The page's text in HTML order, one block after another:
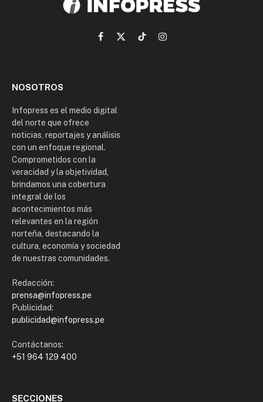
Facebook
X
TikTokInstagram
NOSOTROS
Infopress es el medio digital
del norte que ofrece
noticias, reportajes y análisis
con un enfoque regional.
Comprometidos con la
veracidad y la objetividad,
brindamos una cobertura
integral de los
acontecimientos más
relevantes en la región
norteña, destacando la
cultura, economía y sociedad
de nuestras comunidades.
Redacción:
prensa@infopress.pe
Publicidad:
publicidad@infopress.pe
Contáctanos:
+51 964 129 400
SECCIONES